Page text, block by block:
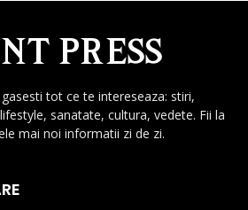
tot ce te intereseaza: stiri,
sanatate, cultura, vedete. Fii la
mai noi informatii zi de zi.